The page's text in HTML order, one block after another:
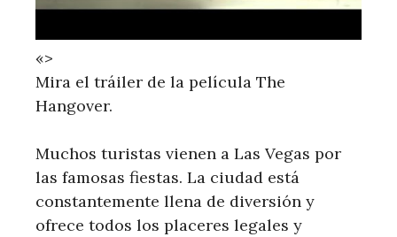
«>
Mira el tráiler de la película The
Hangover.
Muchos turistas vienen a Las Vegas por
las famosas fiestas. La ciudad está
constantemente llena de diversión y
ofrece todos los placeres legales y